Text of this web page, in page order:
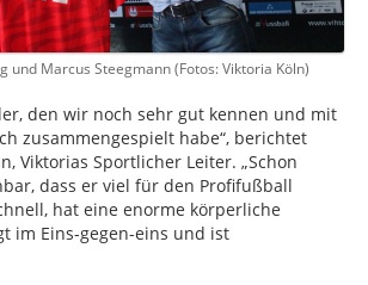
und Marcus Steegmann (Fotos: Viktoria Köln)
den wir noch sehr gut kennen und mit
zusammengespielt habe“, berichtet
Viktorias Sportlicher Leiter. „Schon
dass er viel für den Profifußball
hat eine enorme körperliche
im Eins-gegen-eins und ist